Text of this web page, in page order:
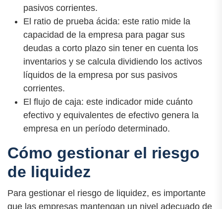
pasivos corrientes.
El ratio de prueba ácida: este ratio mide la
capacidad de la empresa para pagar sus
deudas a corto plazo sin tener en cuenta los
inventarios y se calcula dividiendo los activos
líquidos de la empresa por sus pasivos
corrientes.
El flujo de caja: este indicador mide cuánto
efectivo y equivalentes de efectivo genera la
empresa en un período determinado.
Cómo gestionar el riesgo
de liquidez
Para gestionar el riesgo de liquidez, es importante
que las empresas mantengan un nivel adecuado de